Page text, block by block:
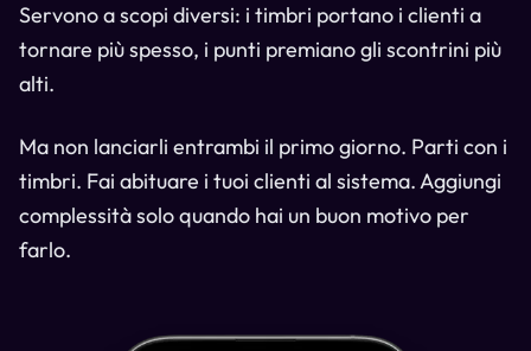
Servono a scopi diversi: i timbri portano i clienti a
tornare più spesso, i punti premiano gli scontrini più
alti.
Ma non lanciarli entrambi il primo giorno. Parti con i
timbri. Fai abituare i tuoi clienti al sistema. Aggiungi
complessità solo quando hai un buon motivo per
farlo.